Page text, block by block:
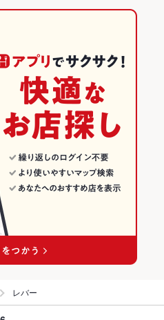
レバー